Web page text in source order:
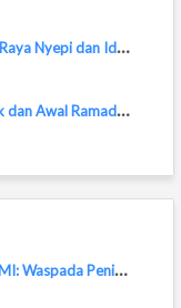
P
engumuman Libur Hari Raya Nyepi dan Idul Fit...
P
engumuman Libur Imlek dan Awal Ramadan 2026
P
ENGUMUMUMAN RESMI: Waspada Penipuan Lowongan...